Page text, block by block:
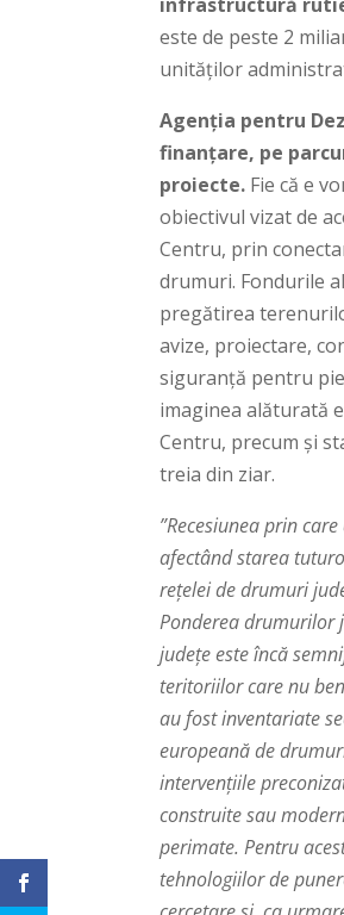
este de peste 2
unităților
Agenția pentru
finanțare, pe
proiecte. Fie că e
obiectivul vizat de
Centru, prin
drumuri. Fondurile
pregătirea
avize, proiectare,
siguranță pentru
imaginea alăturată
Centru, precum și
treia din ziar.
”Recesiunea prin
afectând starea
rețelei de drumuri
Ponderea drumurilor
județe este încă
teritoriilor care nu
au fost inventariate
europeană de
intervențiile
construite sau
perimate. Pentru
tehnologiilor de